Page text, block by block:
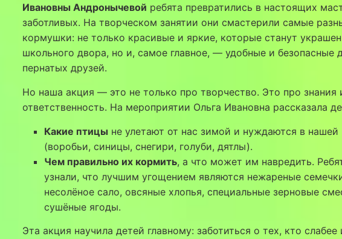
Ивановны Андронычевой ребята превратились в настоящих
заботливых. На творческом занятии они смастерили самые
кормушки: не только красивые и яркие, которые станут
школьного двора, но и, самое главное, — удобные и безопасные
пернатых друзей.
Но наша акция — это не только про творчество. Это про знания
ответственность. На мероприятии Ольга Ивановна рассказала
Какие птицы не улетают от нас зимой и нуждаются в
(воробьи, синицы, снегири, голуби, дятлы).
Чем правильно их кормить, а что может им навредить.
узнали, что лучшим угощением являются нежареные
несолёное сало, овсяные хлопья, специальные зерновые
сушёные ягоды.
Эта акция научила детей главному: заботиться о тех, кто слабее